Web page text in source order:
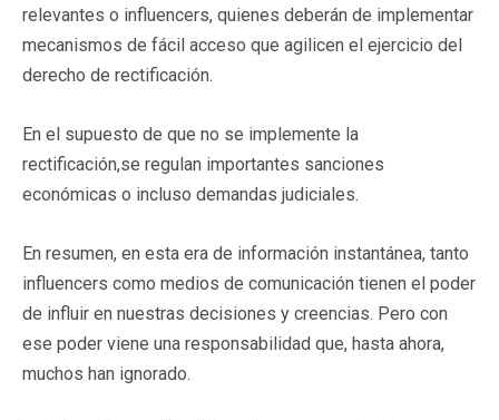
relevantes o influencers, quienes deberán de implementar
mecanismos de fácil acceso que agilicen el ejercicio del
derecho de rectificación.
En el supuesto de que no se implemente la
rectificación,se regulan importantes sanciones
económicas o incluso demandas judiciales.
En resumen, en esta era de información instantánea, tanto
influencers como medios de comunicación tienen el poder
de influir en nuestras decisiones y creencias. Pero con
ese poder viene una responsabilidad que, hasta ahora,
muchos han ignorado.